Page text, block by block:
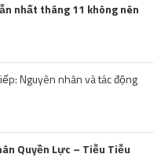
nhất tháng 11 không nên
Nguyên nhân và tác động
Quyền Lực – Tiễu Tiễu